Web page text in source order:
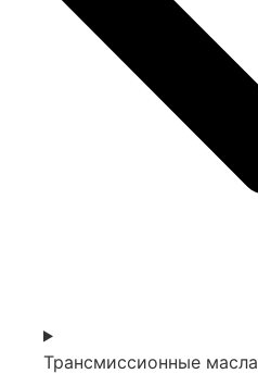
Трансмиссионные масла